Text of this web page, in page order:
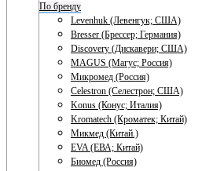
По бренду
Levenhuk (Левенгук; США)
Bresser (Брессер; Германия)
Discovery (Дискавери; США)
MAGUS (Магус; Россия)
Микромед (Россия)
Celestron (Селестрон; США)
Konus (Конус; Италия)
Kromatech (Кроматек; Китай)
Микмед (Китай.)
EVA (ЕВА; Китай)
Биомед (Россия)